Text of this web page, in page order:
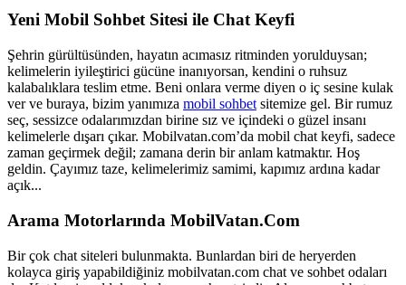
Yeni Mobil Sohbet Sitesi ile Chat Keyfi
Şehrin gürültüsünden, hayatın acımasız ritminden yorulduysan;
kelimelerin iyileştirici gücüne inanıyorsan, kendini o ruhsuz
kalabalıklara teslim etme. Beni onlara verme diyen o iç sesine kulak
ver ve buraya, bizim yanımıza mobil sohbet sitemize gel. Bir rumuz
seç, sessizce odalarımızdan birine sız ve içindeki o güzel insanı
kelimelerle dışarı çıkar. Mobilvatan.com’da mobil chat keyfi, sadece
zaman geçirmek değil; zamana derin bir anlam katmaktır. Hoş
geldin. Çayımız taze, kelimelerimiz samimi, kapımız ardına kadar
açık...
Arama Motorlarında MobilVatan.Com
Bir çok chat siteleri bulunmakta. Bunlardan biri de heryerden
kolayca giriş yapabildiğiniz mobilvatan.com chat ve sohbet odaları